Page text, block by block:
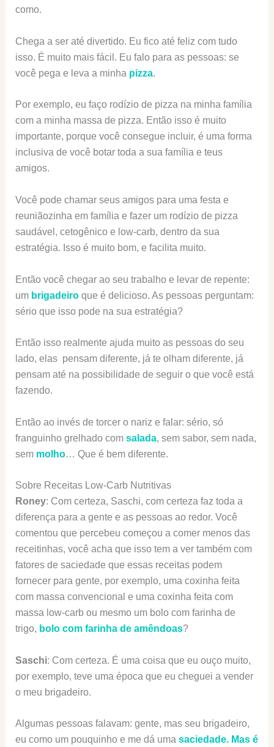
como.
Chega a ser até divertido. Eu fico até feliz com tudo
isso. É muito mais fácil. Eu falo para as pessoas: se
você pega e leva a minha pizza.
Por exemplo, eu faço rodízio de pizza na minha família
com a minha massa de pizza. Então isso é muito
importante, porque você consegue incluir, é uma forma
inclusiva de você botar toda a sua família e teus
amigos.
Você pode chamar seus amigos para uma festa e
reuniãozinha em família e fazer um rodízio de pizza
saudável, cetogênico e low-carb, dentro da sua
estratégia. Isso é muito bom, e facilita muito.
Então você chegar ao seu trabalho e levar de repente:
um brigadeiroque é delicioso. As pessoas perguntam:
sério que isso pode na sua estratégia?
Então isso realmente ajuda muito as pessoas do seu
lado, elas pensam diferente, já te olham diferente, já
pensam até na possibilidade de seguir o que você está
fazendo.
Então ao invés de torcer o nariz e falar: sério, só
franguinho grelhado com salada, sem sabor, sem nada,
sem molho… Que é bem diferente.
Sobre Receitas Low-Carb Nutritivas
Roney: Com certeza, Saschi, com certeza faz toda a
diferença para a gente e as pessoas ao redor. Você
comentou que percebeu começou a comer menos das
receitinhas, você acha que isso tem a ver também com
fatores de saciedade que essas receitas podem
fornecer para gente, por exemplo, uma coxinha feita
com massa convencional e uma coxinha feita com
massa low-carb ou mesmo um bolo com farinha de
trigo, bolo com farinha de amêndoas?
Saschi: Com certeza. É uma coisa que eu ouço muito,
por exemplo, teve uma época que eu cheguei a vender
o meu brigadeiro.
Algumas pessoas falavam: gente, mas seu brigadeiro,
eu como um pouquinho e me dá uma saciedade. Mas é